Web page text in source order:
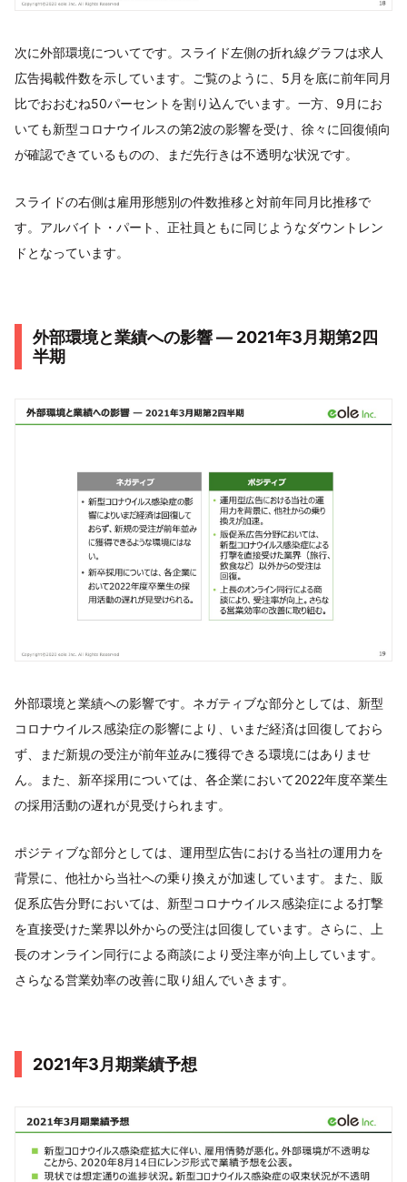
次に外部環境についてです。スライド左側の折れ線グラフは求人
広告掲載件数を示しています。ご覧のように、5月を底に前年同月
比でおおむね50パーセントを割り込んでいます。一方、9月にお
いても新型コロナウイルスの第2波の影響を受け、徐々に回復傾向
が確認できているものの、まだ先行きは不透明な状況です。
スライドの右側は雇用形態別の件数推移と対前年同月比推移で
す。アルバイト・パート、正社員ともに同じようなダウントレン
ドとなっています。
外部環境と業績への影響 ― 2021年3月期第2四
半期
外部環境と業績への影響です。ネガティブな部分としては、新型
コロナウイルス感染症の影響により、いまだ経済は回復しておら
ず、まだ新規の受注が前年並みに獲得できる環境にはありませ
ん。また、新卒採用については、各企業において2022年度卒業生
の採用活動の遅れが見受けられます。
ポジティブな部分としては、運用型広告における当社の運用力を
背景に、他社から当社への乗り換えが加速しています。また、販
促系広告分野においては、新型コロナウイルス感染症による打撃
を直接受けた業界以外からの受注は回復しています。さらに、上
長のオンライン同行による商談により受注率が向上しています。
さらなる営業効率の改善に取り組んでいきます。
2021年3月期業績予想